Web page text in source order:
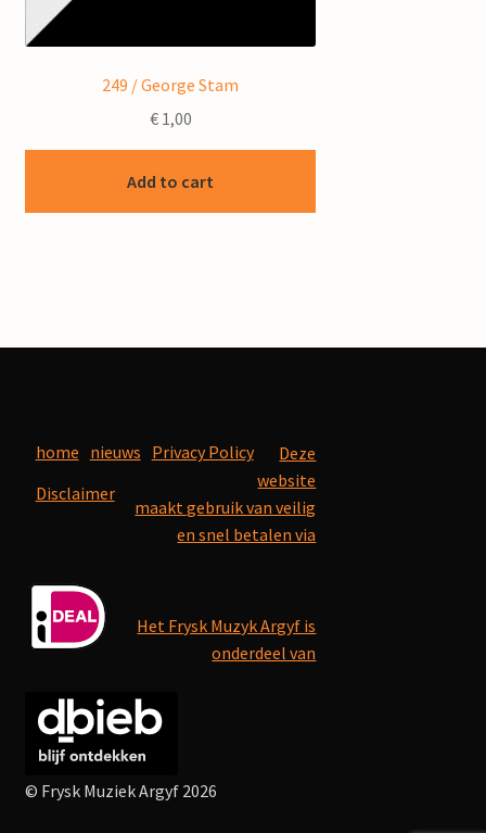
249 / George Stam
€1,00
Add to cart
home nieuws Privacy Policy
Disclaimer
Deze
website
maakt gebruik van veilig
en snel betalen via
Het Frysk Muzyk Argyf is
onderdeel van
© Frysk Muziek Argyf 2026